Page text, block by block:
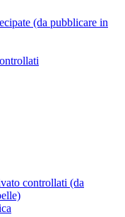
(da pubblicare in
controllati (da